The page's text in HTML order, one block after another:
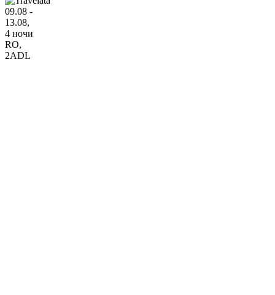
09.08 -
13.08,
4 ночи
RO,
2ADL